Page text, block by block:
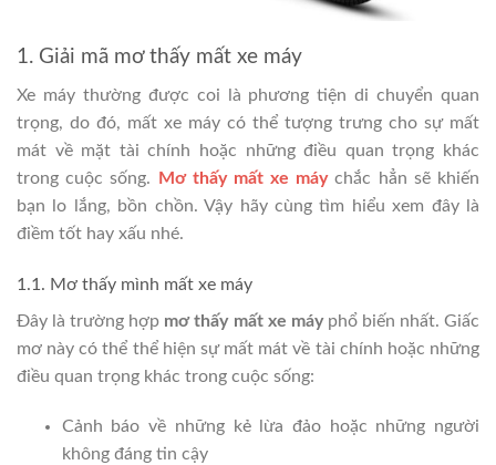
1. Giải mã mơ thấy mất xe máy
Xe máy thường được coi là phương tiện di chuyển quan
trọng, do đó, mất xe máy có thể tượng trưng cho sự mất
mát về mặt tài chính hoặc những điều quan trọng khác
trong cuộc sống. Mơ thấy mất xe máychắc hẳn sẽ khiến
bạn lo lắng, bồn chồn. Vậy hãy cùng tìm hiểu xem đây là
điềm tốt hay xấu nhé.
1.1. Mơ thấy mình mất xe máy
Đây là trường hợp mơ thấy mất xe máy phổ biến nhất. Giấc
mơ này có thể thể hiện sự mất mát về tài chính hoặc những
điều quan trọng khác trong cuộc sống:
Cảnh báo về những kẻ lừa đảo hoặc những người
không đáng tin cậy